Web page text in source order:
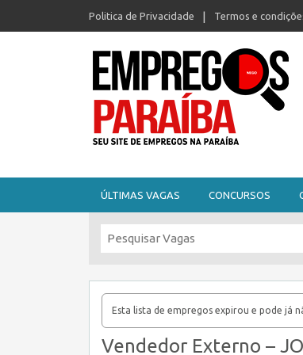
Politica de Privacidade Termos e
ÚLTIMAS VAGAS CONCURSOS
Esta lista de empregos expirou e pode já
Vendedor Externo –